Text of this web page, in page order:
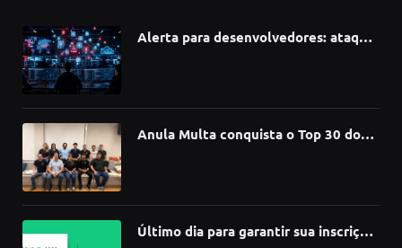
Alerta para desenvolvedores: ataque
Anula Multa conquista o Top 30 do
Último dia para garantir sua inscrição